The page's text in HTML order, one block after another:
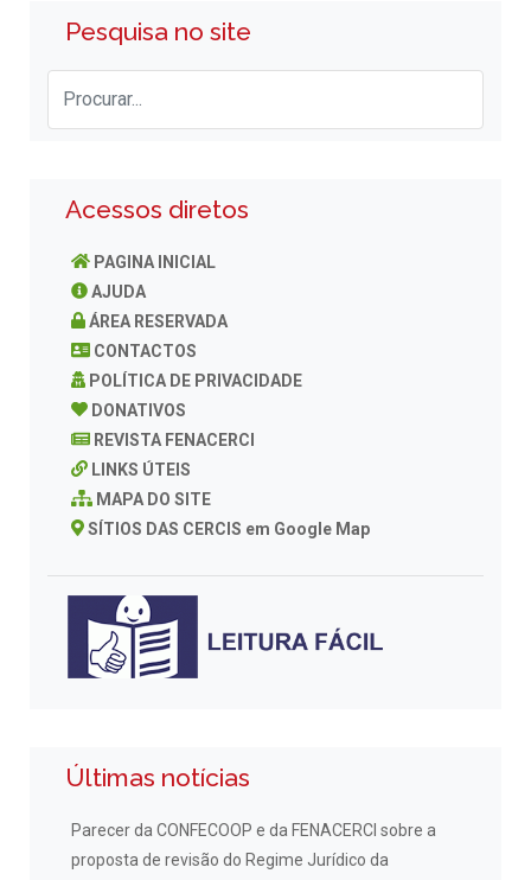
Pesquisa no site
Acessos diretos
PAGINA INICIAL
AJUDA
ÁREA RESERVADA
CONTACTOS
POLÍTICA DE PRIVACIDADE
DONATIVOS
REVISTA FENACERCI
LINKS ÚTEIS
MAPA DO SITE
SÍTIOS DAS CERCIS em Google Map
Últimas notícias
Parecer da CONFECOOP e da FENACERCI sobre a
proposta de revisão do Regime Jurídico da